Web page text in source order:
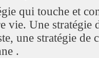
qui touche et
vie. Une stratégie
une stratégie de
.